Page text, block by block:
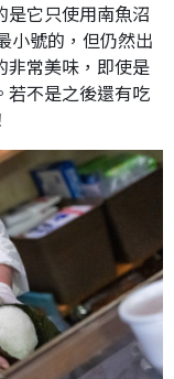
是它只使用南魚沼
小號的，但仍然出
非常美味，即使是
若不是之後還有吃